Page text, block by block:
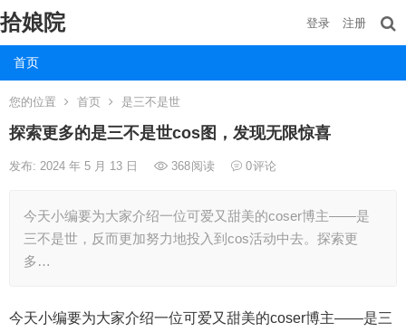
拾娘院
首页
登录 注册
您的位置 首页 是三不是世
探索更多的是三不是世cos图，发现无限惊喜
发布: 2024 年 5 月 13 日 368阅读 0评论
今天小编要为大家介绍一位可爱又甜美的coser博主——是
三不是世，反而更加努力地投入到cos活动中去。探索更
多…
今天小编要为大家介绍一位可爱又甜美的coser博主——是三